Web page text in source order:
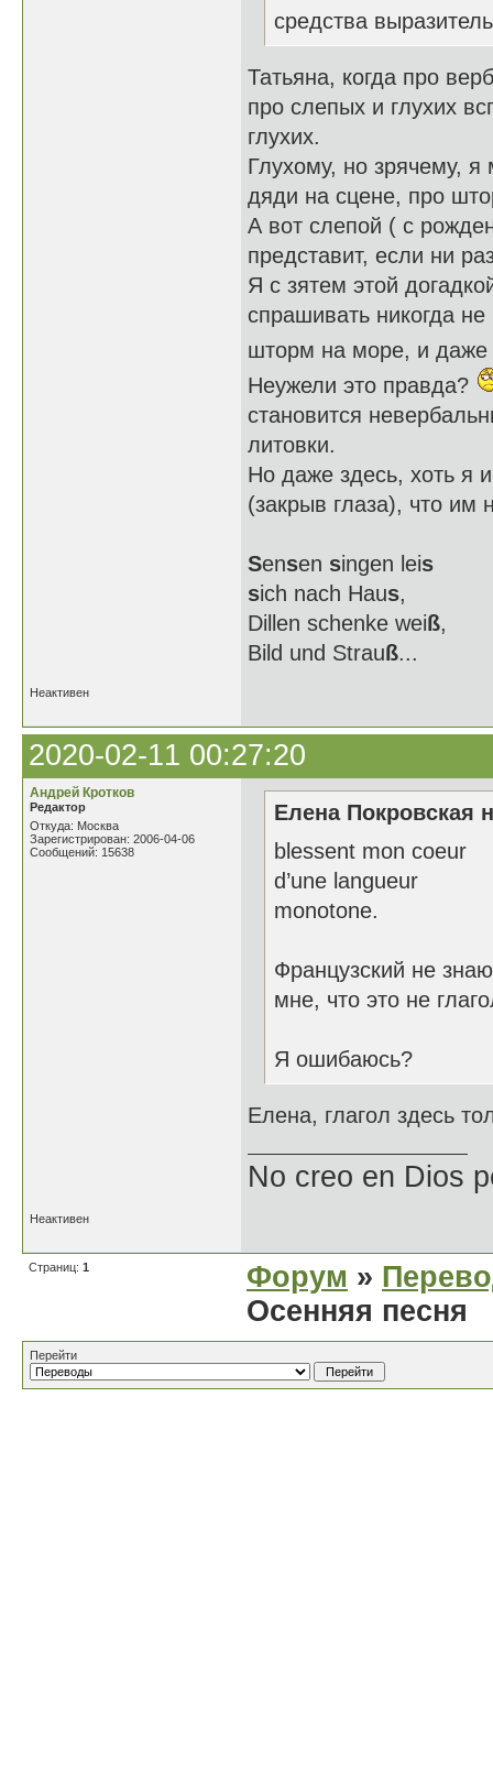
средства
Татьяна, когда про
про слепых и глухих
глухих.
Глухому, но зрячему, я
дяди на сцене, про
А вот слепой ( с
представит, если ни
Я с зятем этой
спрашивать никогда
шторм на море, и даже
Неужели это правда?
становится
литовки.
Но даже здесь, хоть я
(закрыв глаза), что им
Sensen singen leis
sich nach Haus,
Dillen schenke weiß,
Bild und Strauß...
Неактивен
2020-02-11 00:27:20
Андрей Кротков
Редактор
Откуда: Москва
Зарегистрирован: 2006-04-06
Сообщений: 15638
Елена Покровская
blessent mon coeur
d’une langueur
monotone.
Французский не
мне, что это не
Я ошибаюсь?
Елена, глагол здесь
No creo en Dios
Неактивен
Страниц: 1 Форум »
Осенняя песня
Перейти